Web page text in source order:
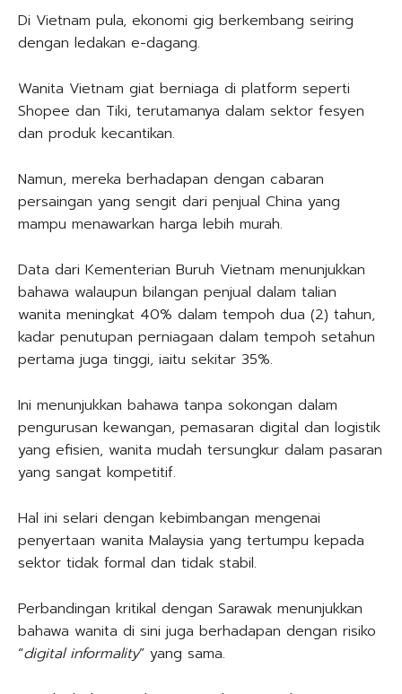
Di Vietnam pula, ekonomi gig berkembang seiring
dengan ledakan e-dagang.
Wanita Vietnam giat berniaga di platform seperti
Shopee dan Tiki, terutamanya dalam sektor fesyen
dan produk kecantikan.
Namun, mereka berhadapan dengan cabaran
persaingan yang sengit dari penjual China yang
mampu menawarkan harga lebih murah.
Data dari Kementerian Buruh Vietnam menunjukkan
bahawa walaupun bilangan penjual dalam talian
wanita meningkat 40% dalam tempoh dua (2) tahun,
kadar penutupan perniagaan dalam tempoh setahun
pertama juga tinggi, iaitu sekitar 35%.
Ini menunjukkan bahawa tanpa sokongan dalam
pengurusan kewangan, pemasaran digital dan logistik
yang efisien, wanita mudah tersungkur dalam pasaran
yang sangat kompetitif.
Hal ini selari dengan kebimbangan mengenai
penyertaan wanita Malaysia yang tertumpu kepada
sektor tidak formal dan tidak stabil.
Perbandingan kritikal dengan Sarawak menunjukkan
bahawa wanita di sini juga berhadapan dengan risiko
“digital informality” yang sama.